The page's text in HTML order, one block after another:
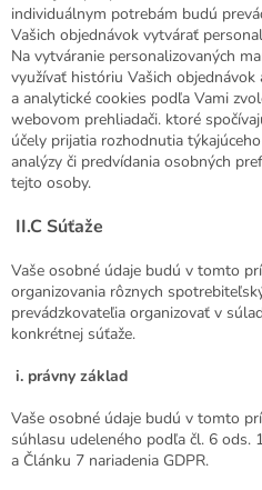
individuálnym potrebám budú
Vašich objednávok vytvárať
Na vytváranie personalizovaných
využívať históriu Vašich objednávok
a analytické cookies podľa Vami
webovom prehliadači. ktoré
účely prijatia rozhodnutia
analýzy či predvídania osobných
tejto osoby.
II.C Súťaže
Vaše osobné údaje budú v tomto
organizovania rôznych
prevádzkovateľia organizovať v
konkrétnej súťaže.
i. právny základ
Vaše osobné údaje budú v tomto
súhlasu udeleného podľa čl. 6 ods.
a Článku 7 nariadenia GDPR.